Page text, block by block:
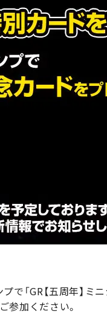
で「GR【五周年】
参加ください。